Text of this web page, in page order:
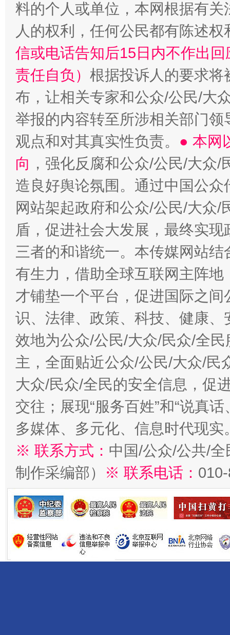
“蜀中异人”王建安的艺术幻境
料的个人或单位，本网根据有
人的权利，任何公民都有陈述
信或电话告知后15日内不作出
责任自负） 根据投诉人的要求将
布，让相关专家和公众/公民/大
举报的内容转至所涉相关部门
观点和对其真实性负责。 ● 本网
向 ，强化反腐和公众/公民/大众
造良好舆论氛围。通过中国公
网站架起政府和公众/公民/大众
盾，促进社会大发展，最终实
三者的和谐统一。本传媒网站
有生力，借助全球互联网主阵
才铺垫一个平台，促进国际之
识、法律、政策、科技、健康
效地为公众/公民/大众/民众/全
主，全面贴近公众/公民/大众/民
大众/民众/全民的安全信息，促
交往；展现“服务百姓”和“说真
多媒体、多元化、信息时代现实
※ 联系方式： 中国/公众/公共/
制作采编部）
※ 联系电话：